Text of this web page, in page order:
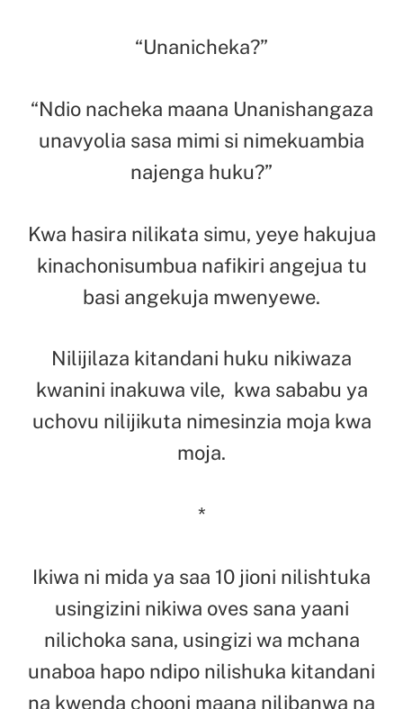
“Unanicheka?”
“Ndio nacheka maana Unanishangaza
unavyolia sasa mimi si nimekuambia
najenga huku?”
Kwa hasira nilikata simu, yeye hakujua
kinachonisumbua nafikiri angejua tu
basi angekuja mwenyewe.
Nilijilaza kitandani huku nikiwaza
kwanini inakuwa vile, kwa sababu ya
uchovu nilijikuta nimesinzia moja kwa
moja.
*
Ikiwa ni mida ya saa 10 jioni nilishtuka
usingizini nikiwa oves sana yaani
nilichoka sana, usingizi wa mchana
unaboa hapo ndipo nilishuka kitandani
na kwenda chooni maana nilibanwa na